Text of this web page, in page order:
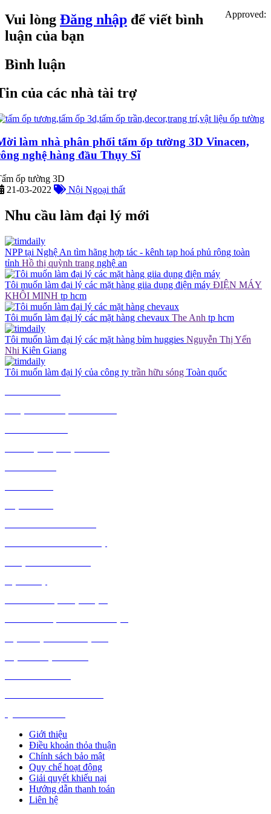
Approved:
Vui lòng Đăng nhập để viết bình
luận của bạn
Bình luận
của các nhà tài trợ
làm nhà phân phối tấm ốp tường 3D Vinacen,
nghệ hàng đầu Thụy Sĩ
ốp tường 3D
21-03-2022
Nội Ngoại thất
Nhu cầu làm đại lý mới
NPP tại Nghệ An tìm hãng hợp tác - kênh tạp hoá phủ rộng toàn
tỉnh Hồ thị quỳnh trang nghệ an
Tôi muốn làm đại lý các mặt hàng giia dụng điện máy ĐIỆN MÁY
KHÔI MINH tp hcm
Tôi muốn làm đại lý các mặt hàng chevaux The Anh tp hcm
Tôi muốn làm đại lý các mặt hàng bỉm huggies Nguyễn Thị Yến
Nhi Kiên Giang
Tôi muốn làm đại lý của công ty trần hữu sóng Toàn quốc
Giới thiệu
Điều khoản thỏa thuận
Chính sách bảo mật
Quy chế hoạt động
Giải quyết khiếu nại
Hướng dẫn thanh toán
Liên hệ